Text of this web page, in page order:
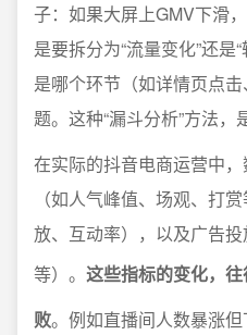
子：如果大屏上GMV下滑
是要拆分为“流量变化”还是
是哪个环节（如详情页点
题。这种“漏斗分析”方法，
在实际的抖音电商运营中
（如人气峰值、场观、打
放、互动率），以及广告
等）。 这些指标的变化，
败。例如直播间人数暴涨